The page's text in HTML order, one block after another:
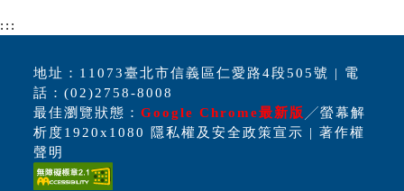
:::
地址：11073臺北市信義區仁愛路4段505號 | 電
話：(02)2758-8008
最佳瀏覽狀態：Google Chrome最新版 ╱螢幕解
析度1920x1080 隱私權及安全政策宣示 | 著作權
聲明